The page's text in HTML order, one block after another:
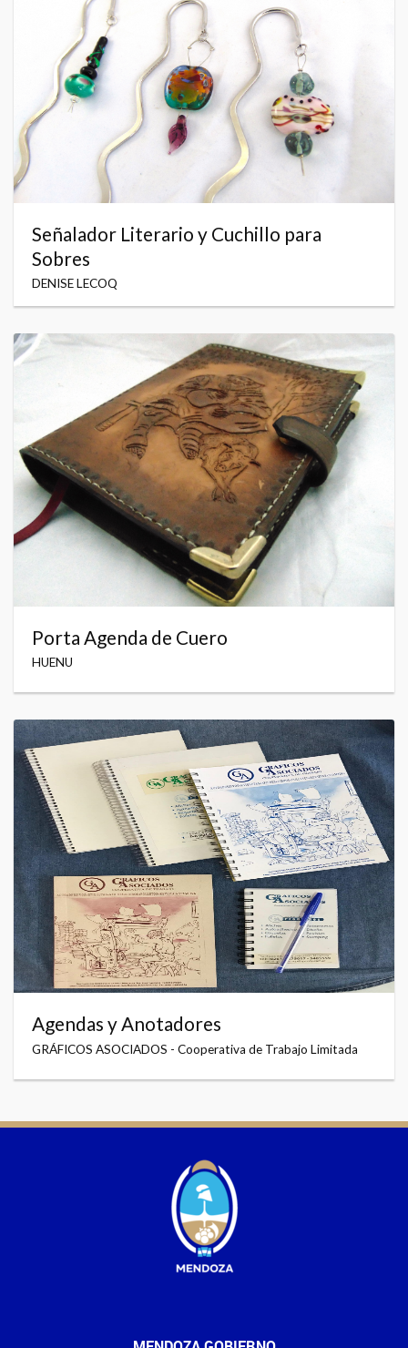
Señalador Literario y Cuchillo para
Sobres
DENISE LECOQ
Porta Agenda de Cuero
HUENU
Agendas y Anotadores
GRÁFICOS ASOCIADOS - Cooperativa de Trabajo Limitada